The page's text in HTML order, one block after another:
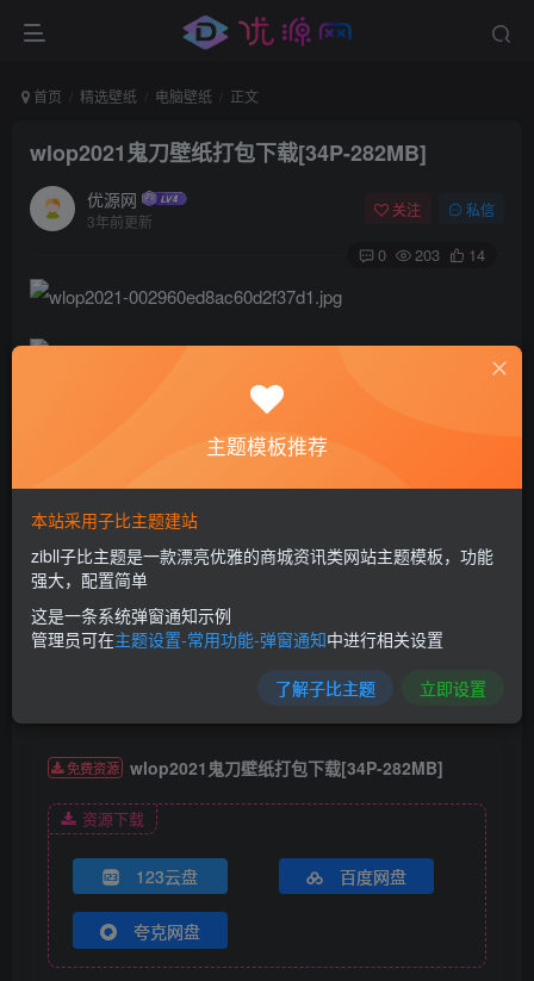
首页 精选壁纸 电脑壁纸 正文
wlop2021鬼刀壁纸打包下载[34P-282MB]
优源网
3年前更新
关注 私信
0 203 14
登录后可以使用不限速网盘下载
免费资源 wlop2021鬼刀壁纸打包下载[34P-282MB]
资源下载
123云盘 百度网盘
夸克网盘
主题模板推荐
本站采用子比主题建站
zibll子比主题是一款漂亮优雅的商城资讯类网站主题模板，功能
强大，配置简单
这是一条系统弹窗通知示例
管理员可在主题设置-常用功能-弹窗通知中进行相关设置
了解子比主题 立即设置